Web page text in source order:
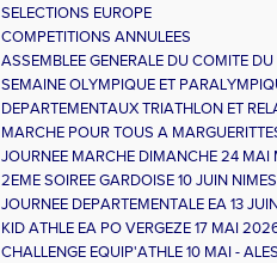
SELECTIONS EUROPE
COMPETITIONS ANNULEES
ASSEMBLEE GENERALE DU COMITE
SEMAINE OLYMPIQUE ET
GAUJAC
DEPARTEMENTAUX TRIATHLON ET
MARCHE POUR TOUS A
JOURNEE MARCHE DIMANCHE 24 MAI
2EME SOIREE GARDOISE 10 JUIN NIMES
JOURNEE DEPARTEMENTALE EA 13
KID ATHLE EA PO VERGEZE 17 MAI
CHALLENGE EQUIP'ATHLE 10 MAI -